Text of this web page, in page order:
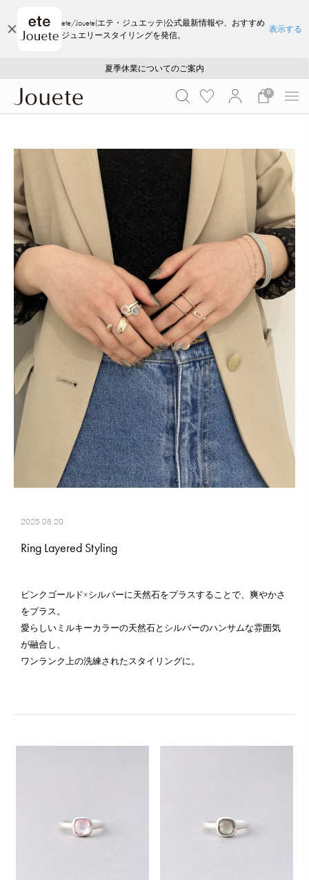
ete/Jouete(エテ・ジュエッテ)公式最新情報や、おすすめ
ジュエリースタイリングを発信。
表示する
採用のご案内
ご注文いただいたお品物のお届け状況について
夏季休業についてのご案内
WEB LIMITED ITEMS >>
採用のご案内
ご注文いただいたお品物のお届け状況について
0
2025.08.20
Ring Layered Styling
ピンクゴールド×シルバーに天然石をプラスすることで、爽やかさ
をプラス。
愛らしいミルキーカラーの天然石とシルバーのハンサムな雰囲気
が融合し、
ワンランク上の洗練されたスタイリングに。